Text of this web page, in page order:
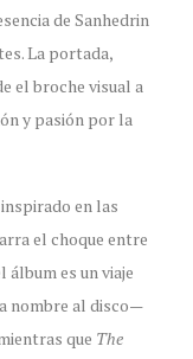
de Sanhedrin
La portada,
el broche visual a
y pasión por la
en las
el choque entre
es un viaje
nombre al disco—
que The